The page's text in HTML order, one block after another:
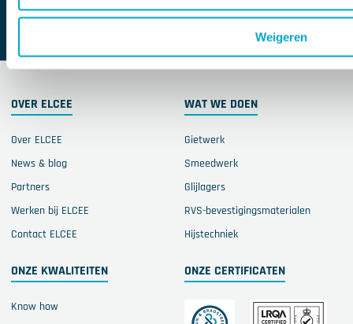
Weigeren
ZOEK EEN VESTIGING IN DE BUURT
OVER ELCEE
Over ELCEE
News & blog
Partners
Werken bij ELCEE
Contact ELCEE
WAT WE DOEN
Gietwerk
Smeedwerk
Glijlagers
RVS-bevestigingsmaterialen
Hijstechniek
ONZE KWALITEITEN
Know how
ONZE CERTIFICATEN